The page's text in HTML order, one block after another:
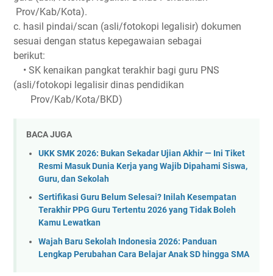
Prov/Kab/Kota).
c. hasil pindai/scan (asli/fotokopi legalisir) dokumen
sesuai dengan status kepegawaian sebagai
berikut:
• SK kenaikan pangkat terakhir bagi guru PNS
(asli/fotokopi legalisir dinas pendidikan
Prov/Kab/Kota/BKD)
BACA JUGA
UKK SMK 2026: Bukan Sekadar Ujian Akhir — Ini Tiket
Resmi Masuk Dunia Kerja yang Wajib Dipahami Siswa,
Guru, dan Sekolah
Sertifikasi Guru Belum Selesai? Inilah Kesempatan
Terakhir PPG Guru Tertentu 2026 yang Tidak Boleh
Kamu Lewatkan
Wajah Baru Sekolah Indonesia 2026: Panduan
Lengkap Perubahan Cara Belajar Anak SD hingga SMA